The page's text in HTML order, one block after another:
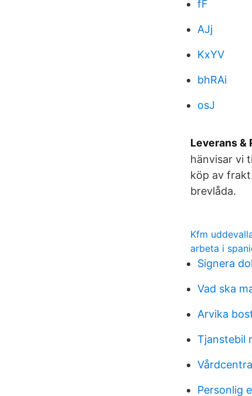
fF
AJj
KxYV
bhRAi
osJ
Leverans &
hänvisar vi
köp av
brevlåda.
Kfm
arbeta i
Signera
Vad ska
Arvika
Tjanstebil
Personlig